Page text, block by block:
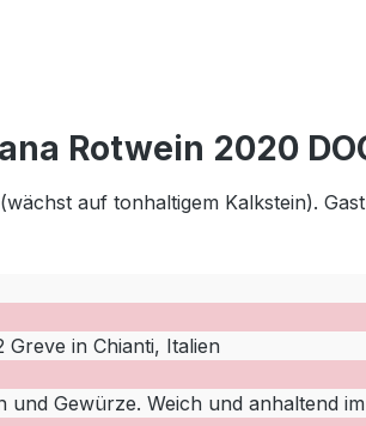
Rotwein 2020
auf tonhaltigem Kalkstein).
Greve in Chianti, Italien
Gewürze. Weich und anhaltend